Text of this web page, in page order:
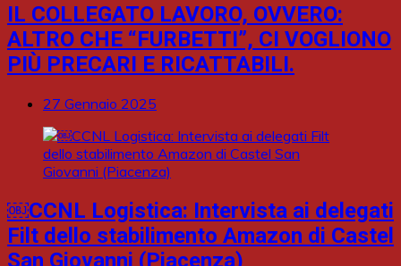
IL COLLEGATO LAVORO, OVVERO:
ALTRO CHE “FURBETTI”, CI VOGLIONO
PIÙ PRECARI E RICATTABILI.
27 Gennaio 2025
￼CCNL Logistica: Intervista ai delegati
Filt dello stabilimento Amazon di Castel
San Giovanni (Piacenza)